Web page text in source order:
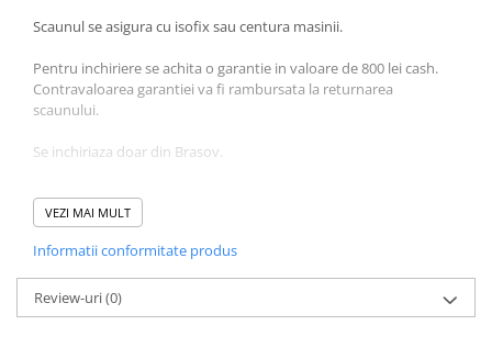
Scaunul se asigura cu isofix sau centura masinii.
Pentru inchiriere se achita o garantie in valoare de 800 lei cash.
Contravaloarea garantiei va fi rambursata la returnarea
scaunului.
Se inchiriaza doar din Brasov.
Pentru inchirierea scaunului se percepe o garantie in valoare de
800 lei. Garantia va fi returnata in momentul predarii scaunului.
Pentru mai multe detalii va rog sa ne contactati telefonic sau pe
adresa de email.
VEZI MAI MULT
Informatii conformitate produs
Review-uri(0)